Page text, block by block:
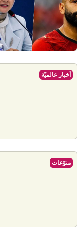
أخبار عالميّة
منوّعات